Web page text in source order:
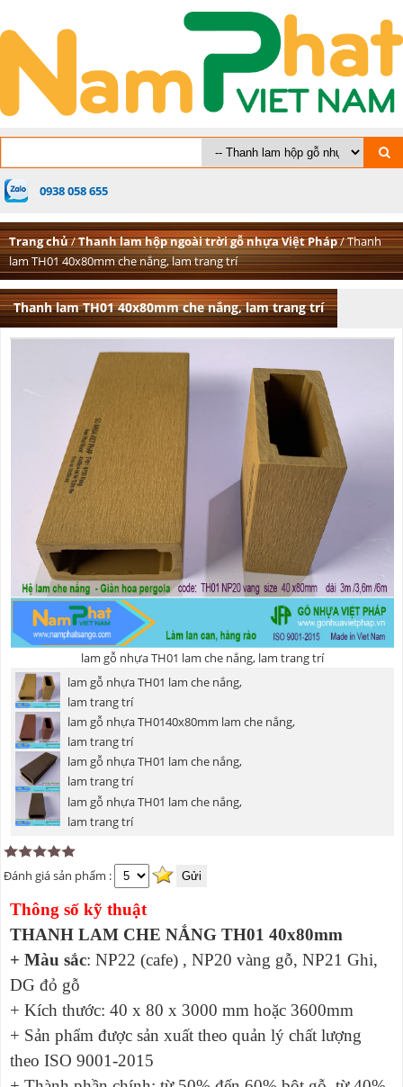
0938 058 655
Trang chủ/Thanh lam hộp ngoài trời gỗ nhựa Việt Pháp/ Thanh
lam TH01 40x80mm che nắng, lam trang trí
Thanh lam TH01 40x80mm che nắng, lam trang trí
lam gỗ nhựa TH01 lam che nắng, lam trang trí
lam gỗ nhựa TH01 lam che nắng,
lam trang trí
lam gỗ nhựa TH0140x80mm lam che nắng,
lam trang trí
lam gỗ nhựa TH01 lam che nắng,
lam trang trí
lam gỗ nhựa TH01 lam che nắng,
lam trang trí
Đánh giá sản phẩm :
Thông số kỹ thuật
THANH LAM CHE NẮNG TH01 40x80mm
+ Màu sắc: NP22 (cafe) , NP20 vàng gỗ, NP21 Ghi,
DG đỏ gỗ
+ Kích thước: 40 x 80 x 3000 mm hoặc 3600mm
+ Sản phẩm được sản xuất theo quản lý chất lượng
theo ISO 9001-2015